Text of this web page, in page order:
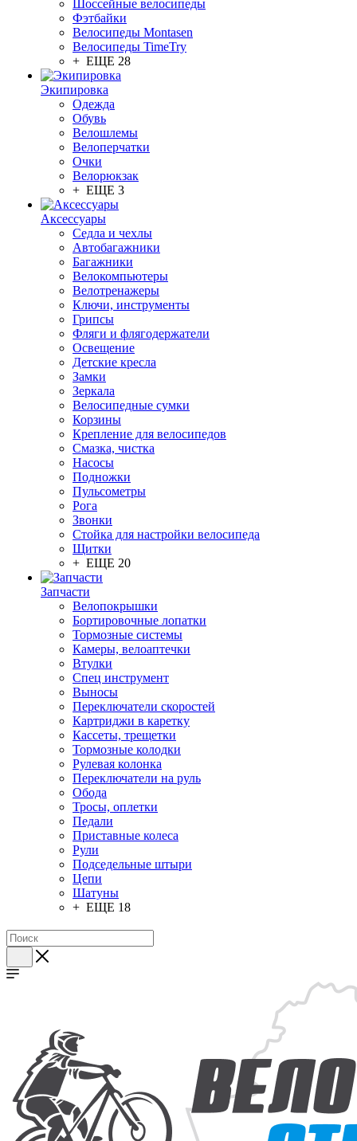
Шоссейные велосипеды
Фэтбайки
Велосипеды Montasen
Велосипеды TimeTry
+ ЕЩЕ 28
Экипировка
Одежда
Обувь
Велошлемы
Велоперчатки
Очки
Велорюкзак
+ ЕЩЕ 3
Аксессуары
Седла и чехлы
Автобагажники
Багажники
Велокомпьютеры
Велотренажеры
Ключи, инструменты
Грипсы
Фляги и флягодержатели
Освещение
Детские кресла
Замки
Зеркала
Велосипедные сумки
Корзины
Крепление для велосипедов
Смазка, чистка
Насосы
Подножки
Пульсометры
Рога
Звонки
Стойка для настройки велосипеда
Щитки
+ ЕЩЕ 20
Запчасти
Велопокрышки
Бортировочные лопатки
Тормозные системы
Камеры, велоаптечки
Втулки
Спец инструмент
Выносы
Переключатели скоростей
Картриджи в каретку
Кассеты, трещетки
Тормозные колодки
Рулевая колонка
Переключатели на руль
Обода
Тросы, оплетки
Педали
Приставные колеса
Рули
Подседельные штыри
Цепи
Шатуны
+ ЕЩЕ 18